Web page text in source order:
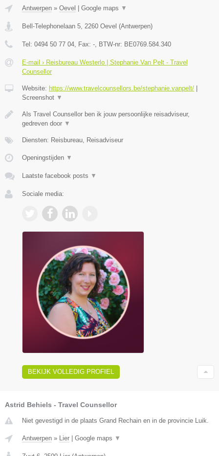
Antwerpen » Oevel Google maps ▼
Bell-Telephonelaan 5 2260 Oevel (Antwerpen)
Tel: 0494 50 77 04 , Fax: - , BTW-nr: BE0769.584.340
E-mail › Reisbureau Westerlo | Stephanie Van Pelt - Travel
Counsellor
Website: https://www.travelcounsellors.be/stephanie.vanpelt/
Screenshot ▼
Als Travel Counsellor ben ik jouw persoonlijke reisadviseur,
gedreven door ▼
Diensten: Reisbureau, Reisadviseur
Openingstijden ▼
Laatste facebook posts ▼
Sociale media:
BEKIJK VOLLEDIG PROFIEL
Astrid Behiels - Travel Counsellor
Niet gevestigd in de plaats Grand Rechain en in de provincie Luik.
Antwerpen » Lier Google maps ▼